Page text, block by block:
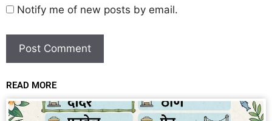
Notify me of new posts by email.
READ MORE